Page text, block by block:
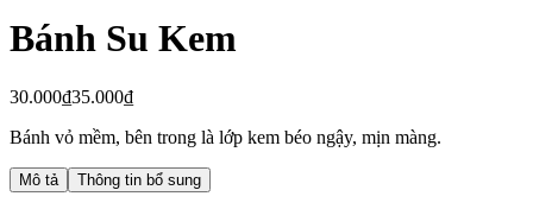
Bánh Su Kem
30.000₫35.000₫
Bánh vỏ mềm, bên trong là lớp kem béo ngậy, mịn màng.
Mô tả Thông tin bổ sung